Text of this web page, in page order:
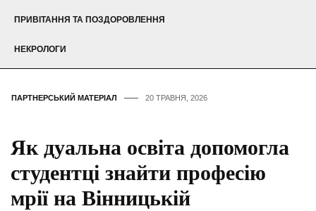
ПРИВІТАННЯ ТА ПОЗДОРОВЛЕННЯ
НЕКРОЛОГИ
ПАРТНЕРСЬКИЙ МАТЕРІАЛ 20 ТРАВНЯ, 2026
Як дуальна освіта допомогла
студентці знайти професію
мрії на Вінницькій